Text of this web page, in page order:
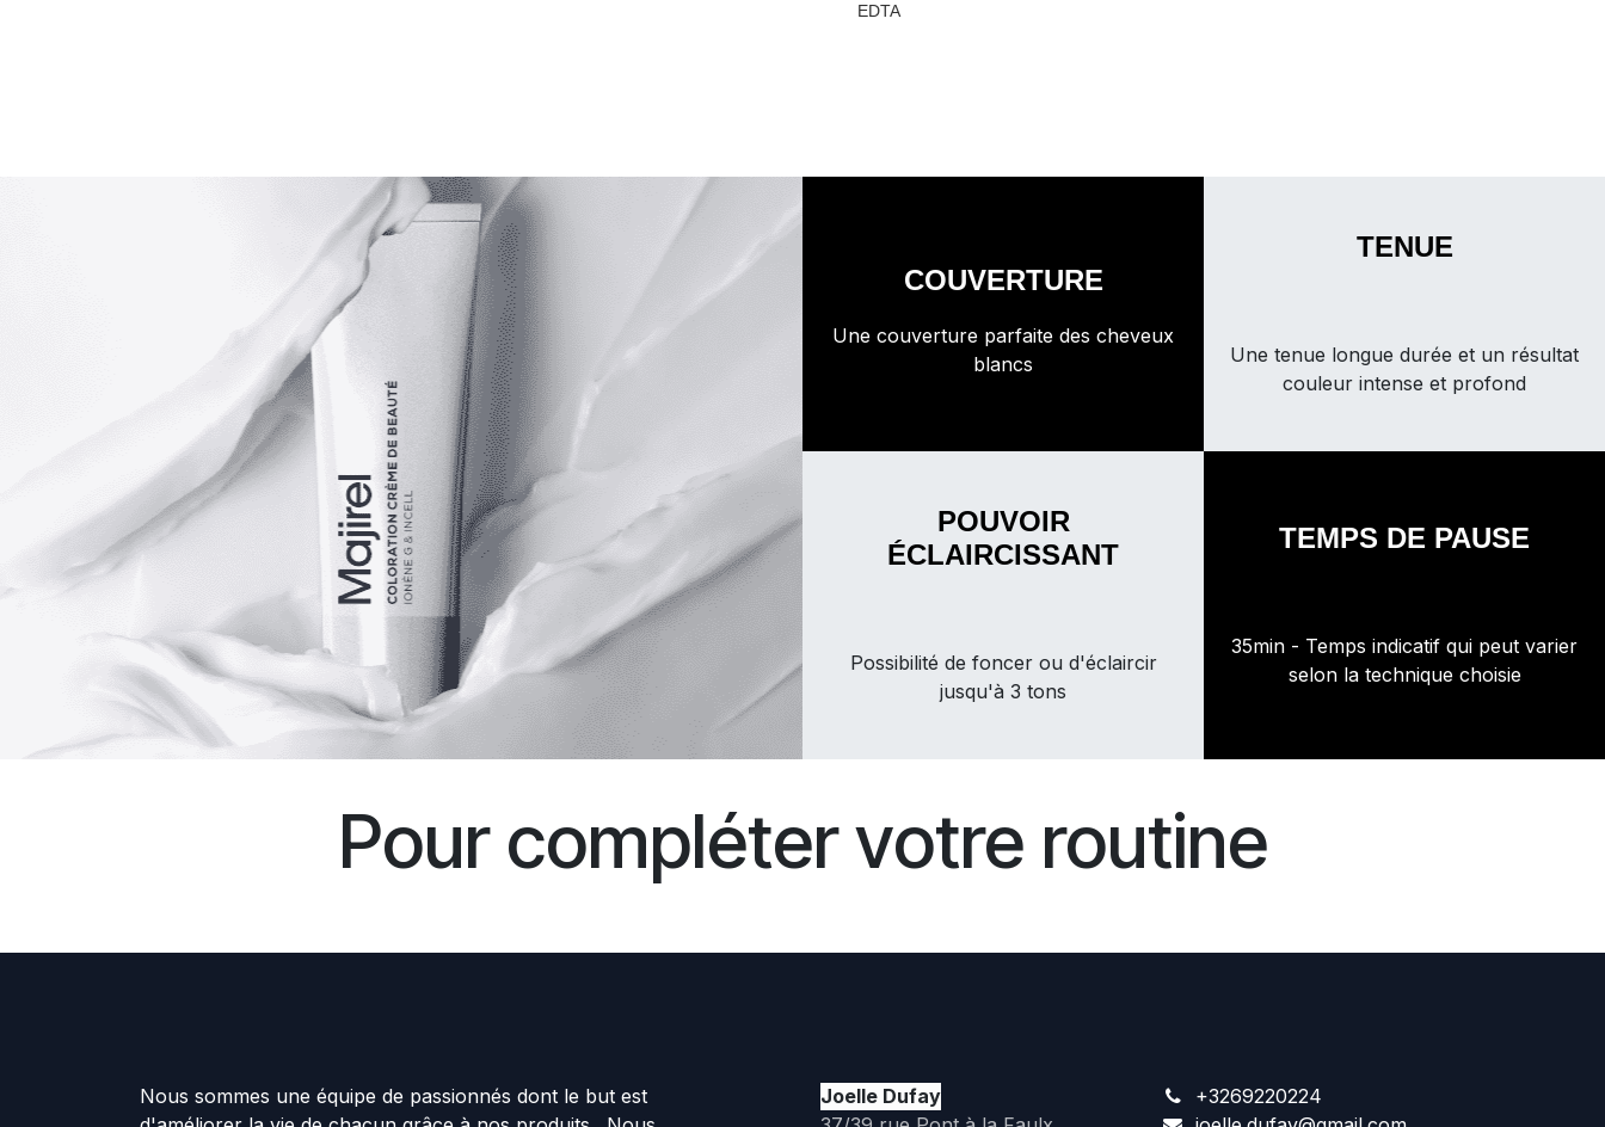
EDTA
COUVERTURE
Une couverture parfaite des cheveux
blancs
TENUE
Une tenue longue durée et un résultat
couleur intense et profond
POUVOIR
ÉCLAIRCISSANT
Possibilité de foncer ou d'éclaircir
jusqu'à 3 tons
TEMPS DE PAUSE
35min - Temps indicatif qui peut varier
selon la technique choisie
Pour compléter votre routine
Nous sommes une équipe de passionnés dont le but est
Joelle Dufay
+3269220224